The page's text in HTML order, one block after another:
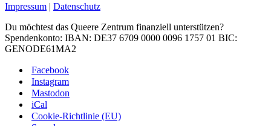
Impressum | Datenschutz
Du möchtest das Queere Zentrum finanziell unterstützen?
Spendenkonto: IBAN: DE37 6709 0000 0096 1757 01 BIC:
GENODE61MA2
Facebook
Instagram
Mastodon
iCal
Cookie-Richtlinie (EU)